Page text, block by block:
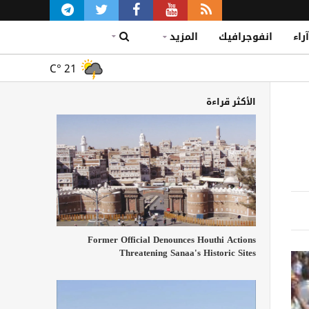
آراء انفوجرافيك المزيد
C° 21
الأكثر قراءة
Former Official Denounces Houthi Actions
Threatening Sanaa's Historic Sites